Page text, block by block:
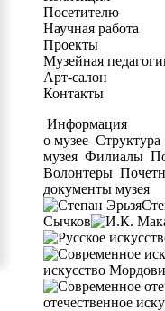
Посетителю
Научная работа
Проекты
Музейная
Арт-салон
Контакты
Информация
о музее Структура
музея Филиалы
Волонтеры
документы музея
Сычков
искусство
отечественное